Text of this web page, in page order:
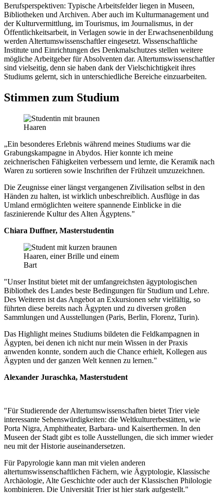
Berufsperspektiven: Typische Arbeitsfelder liegen in Museen,
Bibliotheken und Archiven. Aber auch im Kulturmanagement und
der Kulturvermittlung, im Tourismus, im Journalismus, in der
Öffentlichkeitsarbeit, in Verlagen sowie in der Erwachsenenbildung
werden Altertumswissenschaftler eingesetzt. Wissenschaftliche
Institute und Einrichtungen des Denkmalschutzes stellen weitere
mögliche Arbeitgeber für Absolventen dar. Altertumswissenschaftler
sind vielseitig, denn sie haben dank der Vielschichtigkeit ihres
Studiums gelernt, sich in unterschiedliche Bereiche einzuarbeiten.
Stimmen zum Studium
„Ein besonderes Erlebnis während meines Studiums war die
Grabungskampagne in Abydos. Hier konnte ich meine
zeichnerischen Fähigkeiten verbessern und lernte, die Keramik nach
Waren zu sortieren sowie Inschriften der Frühzeit umzuzeichnen.
Die Zeugnisse einer längst vergangenen Zivilisation selbst in den
Händen zu halten, ist wirklich unbeschreiblich. Ausflüge in das
Umland ermöglichten weitere spannende Einblicke in die
faszinierende Kultur des Alten Ägyptens."
Chiara Duffner, Masterstudentin
"Unser Institut bietet mit der umfangreichsten ägyptologischen
Bibliothek des Landes beste Bedingungen für Studium und Lehre.
Des Weiteren ist das Angebot an Exkursionen sehr vielfältig, so
führten diese bereits nach Ägypten und zu diversen großen
Sammlungen und Ausstellungen (Paris, Berlin, Florenz, Turin).
Das Highlight meines Studiums bildeten die Feldkampagnen in
Ägypten, bei denen ich nicht nur mein Wissen in der Praxis
anwenden konnte, sondern auch die Chance erhielt, Kollegen aus
Ägypten und der ganzen Welt kennen zu lernen."
Alexander Juraschka, Masterstudent
"Für Studierende der Altertumswissenschaften bietet Trier viele
interessante Sehenswürdigkeiten: die Weltkulturerbestätten, wie
Porta Nigra, Amphitheater, Barbara- und Kaiserthermen. In den
Museen der Stadt gibt es tolle Ausstellungen, die sich immer wieder
neu mit der Historie auseinandersetzen.
Für Papyrologie kann man mit vielen anderen
altertumswissenschaftlichen Fächern, wie Ägyptologie, Klassische
Archäologie, Alte Geschichte oder auch der Klassischen Philologie
kombinieren. Die Universität Trier ist hier stark aufgestellt."